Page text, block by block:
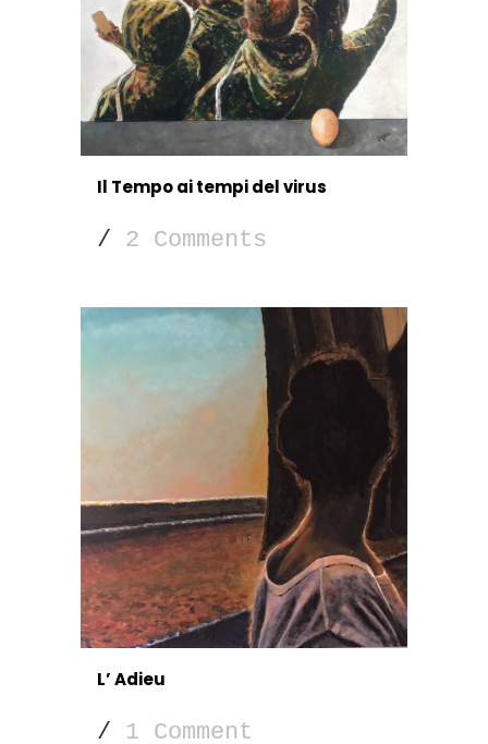
Il Tempo ai tempi del virus
/ 2 Comments
L’ Adieu
/ 1 Comment